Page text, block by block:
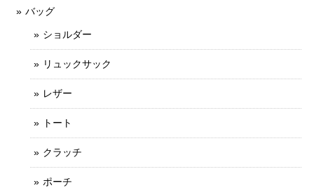
バッグ
ショルダー
リュックサック
レザー
トート
クラッチ
ポーチ